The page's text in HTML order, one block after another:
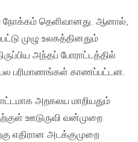
தெளிவானது. ஆனால்,
முழு உலகத்தினதும்
அந்தப் போராட்டத்தில்
பல பரிமாணங்கள் காணப்பட்டன.
அறகலய மாறியதும்
ஊடுருவி வன்முறை
எதிரான அடக்குமுறை